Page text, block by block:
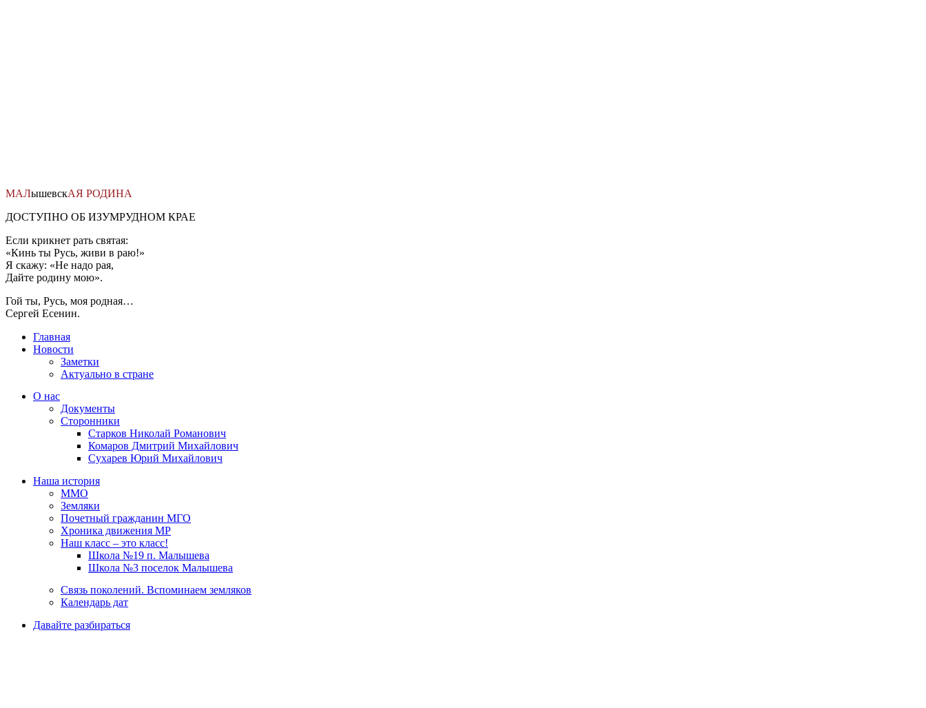
МАЛышевскАЯ РОДИНА
ДОСТУПНО ОБ ИЗУМРУДНОМ КРАЕ
Если крикнет рать святая:
«Кинь ты Русь, живи в раю!»
Я скажу: «Не надо рая,
Дайте родину мою».
Гой ты, Русь, моя родная…
Сергей Есенин.
Главная
Новости
Заметки
Актуально в стране
О нас
Документы
Сторонники
Старков Николай Романович
Комаров Дмитрий Михайлович
Сухарев Юрий Михайлович
Наша история
ММО
Земляки
Почетный гражданин МГО
Хроника движения МР
Наш класс – это класс!
Школа №19 п. Малышева
Школа №3 поселок Малышева
Связь поколений. Вспоминаем земляков
Календарь дат
Давайте разбираться